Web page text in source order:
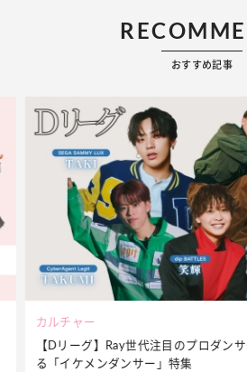
おすすめ記事
ビューティー
夏だからこそ“水分”が大切！くずれな
ケア】アイテム3選